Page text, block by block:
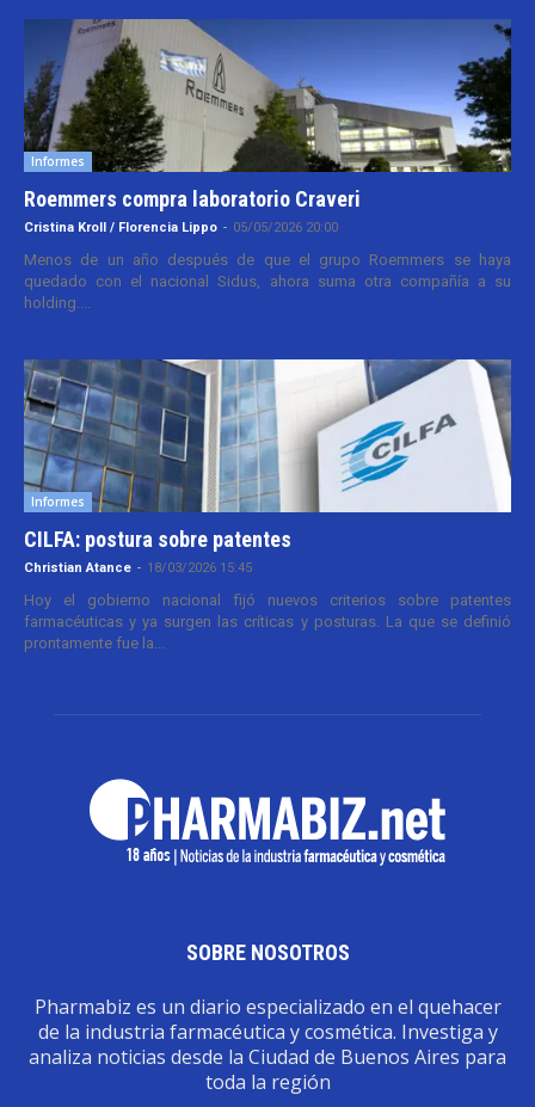
Informes
Roemmers compra laboratorio Craveri
Cristina Kroll / Florencia Lippo - 05/05/2026 20:00
Menos de un año después de que el grupo Roemmers se haya
quedado con el nacional Sidus, ahora suma otra compañía a su
holding....
Informes
CILFA: postura sobre patentes
Christian Atance - 18/03/2026 15:45
Hoy el gobierno nacional fijó nuevos criterios sobre patentes
farmacéuticas y ya surgen las críticas y posturas. La que se definió
prontamente fue la...
SOBRE NOSOTROS
Pharmabiz es un diario especializado en el quehacer
de la industria farmacéutica y cosmética. Investiga y
analiza noticias desde la Ciudad de Buenos Aires para
toda la región